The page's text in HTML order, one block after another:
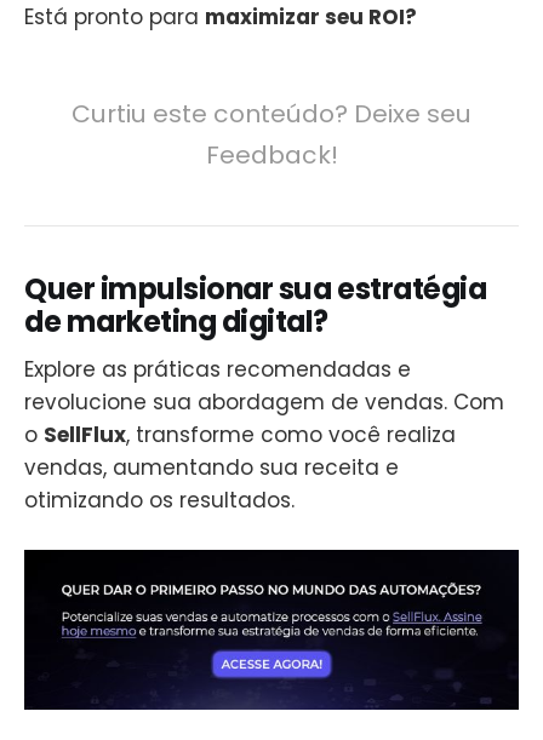
Está pronto para maximizar seu ROI?
Curtiu este conteúdo? Deixe seu
Feedback!
Quer impulsionar sua estratégia
de marketing digital?
Explore as práticas recomendadas e
revolucione sua abordagem de vendas. Com
o SellFlux, transforme como você realiza
vendas, aumentando sua receita e
otimizando os resultados.